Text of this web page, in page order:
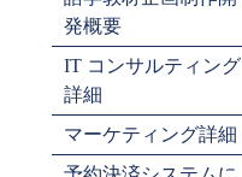
発概要
IT コンサルティング
詳細
マーケティング詳細